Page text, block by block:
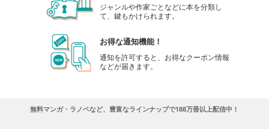
ジャンルや作家ごとなどに本を分類し
て、鍵もかけられます。
お得な通知機能！
通知を許可すると、お得なクーポン情報
などが届きます。
無料マンガ・ラノベなど、豊富なラインナップで188万冊以上配信中！